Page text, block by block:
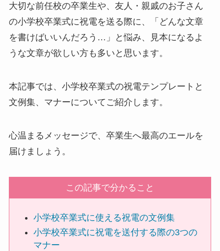
お悔やみ・法要
喪中見舞い
祝電を選ぶ
ベーシック
プリザーブドフラワー
ハーバリウム
カード型メッセージ
大切な前任校の卒業生や、友人・親戚のお子さん
の小学校卒業式に祝電を送る際に、「どんな文章
を書けばいいんだろう…」と悩み、見本になるよ
うな文章が欲しい方も多いと思います。
本記事では、小学校卒業式の祝電テンプレートと
文例集、マナーについてご紹介します。
心温まるメッセージで、卒業生へ最高のエールを
届けましょう。
この記事で分かること
小学校卒業式に使える祝電の文例集
小学校卒業式に祝電を送付する際の3つの
マナー